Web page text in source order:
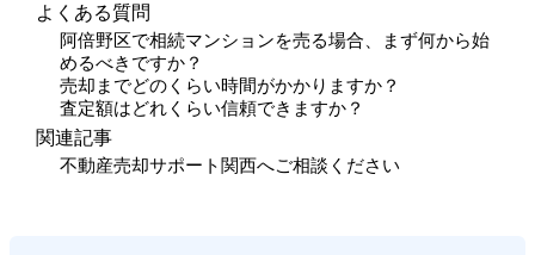
よくある質問
阿倍野区で相続マンションを売る場合、まず何から始
めるべきですか？
売却までどのくらい時間がかかりますか？
査定額はどれくらい信頼できますか？
関連記事
不動産売却サポート関西へご相談ください